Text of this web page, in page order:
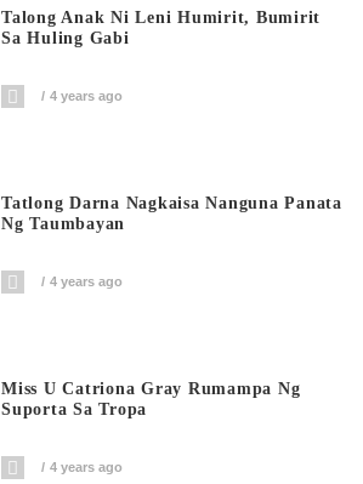
Talong Anak Ni Leni Humirit, Bumirit
Sa Huling Gabi
4 years ago
Tatlong Darna Nagkaisa Nanguna Panata
Ng Taumbayan
4 years ago
Miss U Catriona Gray Rumampa Ng
Suporta Sa Tropa
4 years ago